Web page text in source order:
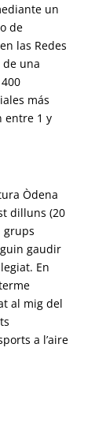
un
de
las Redes
de una
más
entre 1 y
Òdena
dilluns (20
grups
gaudir
En
al mig del
a l’aire